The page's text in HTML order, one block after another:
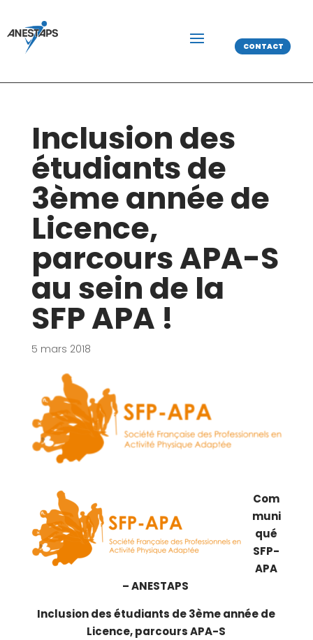
CONTACT
Inclusion des
étudiants de
3ème année de
Licence,
parcours APA-S
au sein de la
SFP APA !
5 mars 2018
Com
muni
qué
SFP-
APA
– ANESTAPS
Inclusion des étudiants de 3èmeannée de
Licence, parcours APA-S